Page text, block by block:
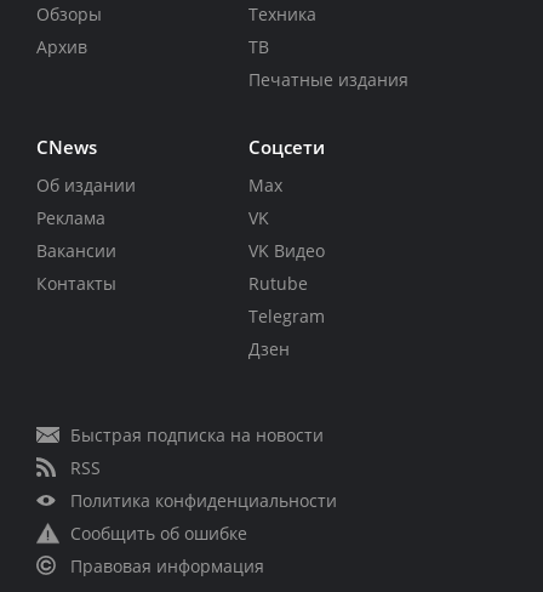
Обзоры
Архив
Техника
ТВ
Печатные издания
CNews
Об издании
Реклама
Вакансии
Контакты
Соцсети
Max
VK
VK Видео
Rutube
Telegram
Дзен
Быстрая подписка на новости
RSS
Политика конфиденциальности
Сообщить об ошибке
Правовая информация